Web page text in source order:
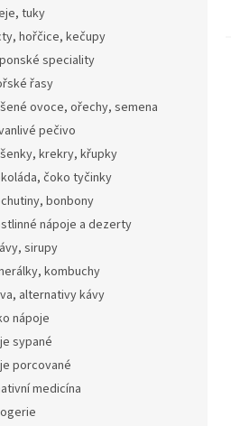
tuky
hořčice, kečupy
speciality
řasy
ovoce, ořechy, semena
pečivo
krekry, křupky
čoko tyčinky
bonbony
nápoje a dezerty
sirupy
kombuchy
alternativy kávy
nápoje
sypané
porcované
medicína